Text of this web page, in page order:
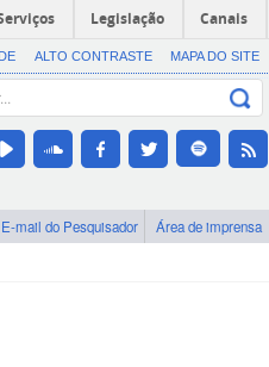
Legislação Canais
ALTO CONTRASTE MAPA DO SITE
E-mail do Pesquisador Área de imprensa